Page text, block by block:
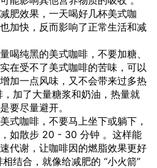
肥效果，一天喝好几杯美式咖
加快，反而影响了正常生活和减
量喝纯黑的美式咖啡，不要加糖、
在受不了美式咖啡的苦味，可以
加一点风味，又不会带来过多热
加了大量糖浆和奶油，热量就
要尽量避开。
式咖啡，不要马上坐下或躺下，
如散步 20 - 30 分钟 。这样能
代谢，让咖啡因的燃脂效果更好
结合，就像给减肥的 “小火箭”